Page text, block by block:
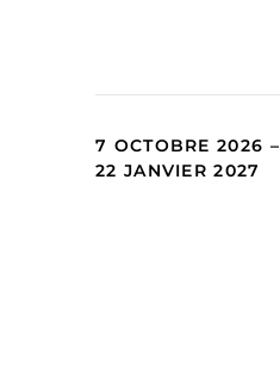
7 OCTOBRE 2026 –
22 JANVIER 2027